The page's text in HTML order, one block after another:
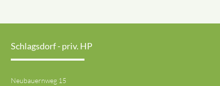
Schlagsdorf - priv. HP
Neubauernweg 15